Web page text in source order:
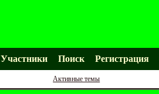
Участники Поиск Регистрация
Активные темы